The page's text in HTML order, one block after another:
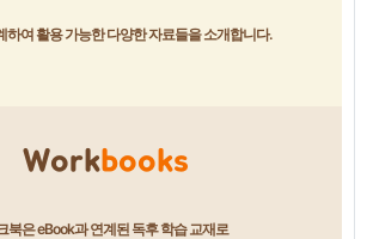
하여 활용 가능한 다양한 자료들을 소개합니다.
Workbooks
북은 eBook과 연계된 독후 학습 교재로